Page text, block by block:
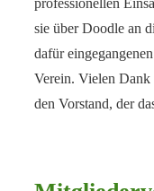
professionellen
sie über Doodle an
dafür
Verein. Vielen Dank
den Vorstand, der